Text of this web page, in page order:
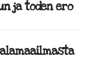
ja toden ero